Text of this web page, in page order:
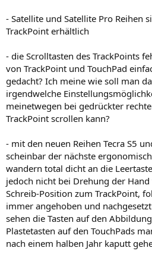
- Satellite und Satellite Pro Reihen
TrackPoint erhältlich
- die Scrolltasten des TrackPoints
von TrackPoint und TouchPad
gedacht? Ich meine wie soll man
irgendwelche
meinetwegen bei gedrückter
TrackPoint scrollen kann?
- mit den neuen Reihen Tecra S5
scheinbar der nächste
wandern total dicht an die
jedoch nicht bei Drehung der
Schreib-Position zum TrackPoint,
immer angehoben und
sehen die Tasten auf den
Plastetasten auf den TouchPads
nach einem halben Jahr kaputt